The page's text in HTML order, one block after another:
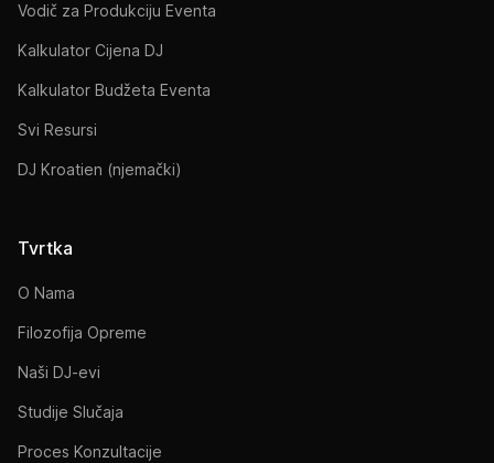
Vodič za Produkciju Eventa
Kalkulator Cijena DJ
Kalkulator Budžeta Eventa
Svi Resursi
DJ Kroatien (njemački)
Tvrtka
O Nama
Filozofija Opreme
Naši DJ-evi
Studije Slučaja
Proces Konzultacije